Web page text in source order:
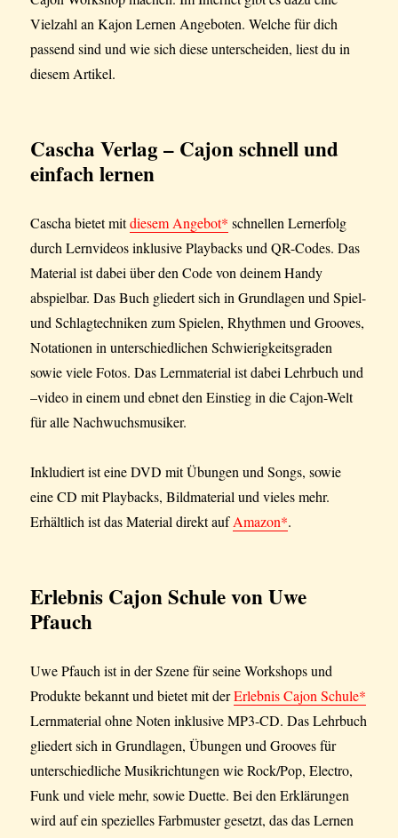
Vielzahl an Kajon Lernen Angeboten. Welche für dich
passend sind und wie sich diese unterscheiden, liest du in
diesem Artikel.
Cascha Verlag – Cajon schnell und
einfach lernen
Cascha bietet mitdiesem Angebot* schnellen Lernerfolg
durch Lernvideos inklusive Playbacks und QR-Codes. Das
Material ist dabei über den Code von deinem Handy
abspielbar. Das Buch gliedert sich in Grundlagen und Spiel-
und Schlagtechniken zum Spielen, Rhythmen und Grooves,
Notationen in unterschiedlichen Schwierigkeitsgraden
sowie viele Fotos. Das Lernmaterial ist dabei Lehrbuch und
–video in einem und ebnet den Einstieg in die Cajon-Welt
für alle Nachwuchsmusiker.
Inkludiert ist eine DVD mit Übungen und Songs, sowie
eine CD mit Playbacks, Bildmaterial und vieles mehr.
Erhältlich ist das Material direkt aufAmazon*.
Erlebnis Cajon Schule von Uwe
Pfauch
Uwe Pfauch ist in der Szene für seine Workshops und
Produkte bekannt und bietet mit derErlebnis Cajon Schule*
Lernmaterial ohne Noten inklusive MP3-CD. Das Lehrbuch
gliedert sich in Grundlagen, Übungen und Grooves für
unterschiedliche Musikrichtungen wie Rock/Pop, Electro,
Funk und viele mehr, sowie Duette. Bei den Erklärungen
wird auf ein spezielles Farbmuster gesetzt, das das Lernen